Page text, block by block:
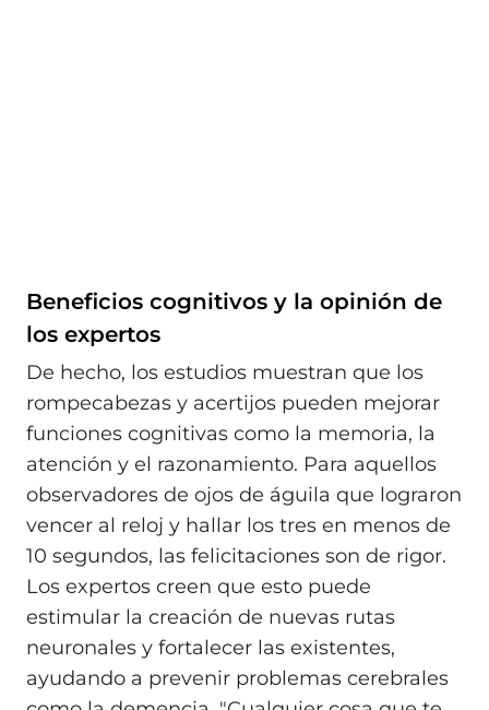
Beneficios cognitivos y la opinión de
los expertos
De hecho, los estudios muestran que los
rompecabezas y acertijos pueden mejorar
funciones cognitivas como la memoria, la
atención y el razonamiento. Para aquellos
observadores de ojos de águila que lograron
vencer al reloj y hallar los tres en menos de
10 segundos, las felicitaciones son de rigor.
Los expertos creen que esto puede
estimular la creación de nuevas rutas
neuronales y fortalecer las existentes,
ayudando a prevenir problemas cerebrales